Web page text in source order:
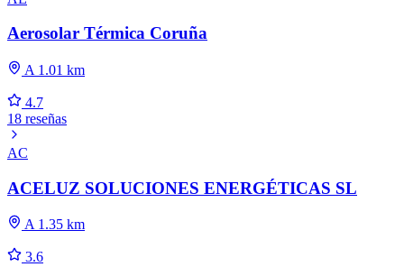
Aerosolar Térmica Coruña
A 1.01 km
4.7
18 reseñas
AC
ACELUZ SOLUCIONES ENERGÉTICAS SL
A 1.35 km
3.6